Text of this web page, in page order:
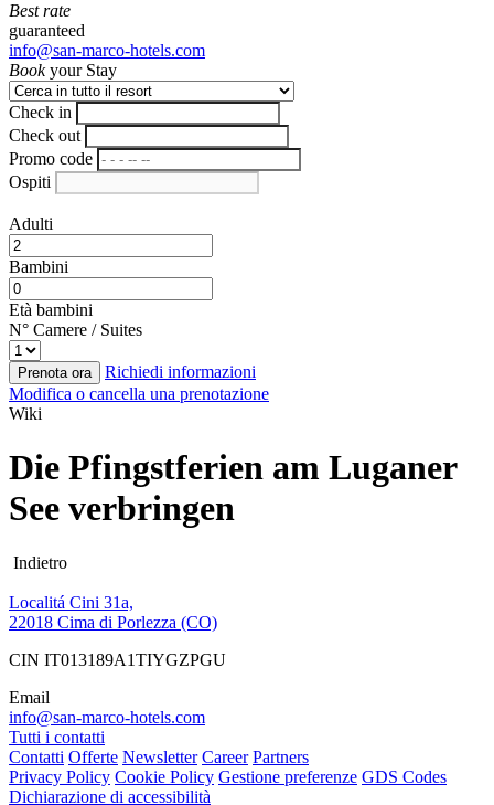
Best rate
guaranteed
info@san-marco-hotels.com
Bookyour Stay
Check in
Check out
Promo code
Ospiti
Adulti
Bambini
Età bambini
N° Camere / Suites
Prenota ora
Richiedi informazioni
Modifica o cancella una prenotazione
Wiki
Die Pfingstferien am Luganer
See verbringen
Indietro
Localitá Cini 31a,
22018 Cima di Porlezza (CO)
CIN IT013189A1TIYGZPGU
Email
info@san-marco-hotels.com
Tutti i contatti
Contatti Offerte Newsletter Career Partners
Privacy Policy Cookie Policy Gestione preferenze GDS Codes
Dichiarazione di accessibilità